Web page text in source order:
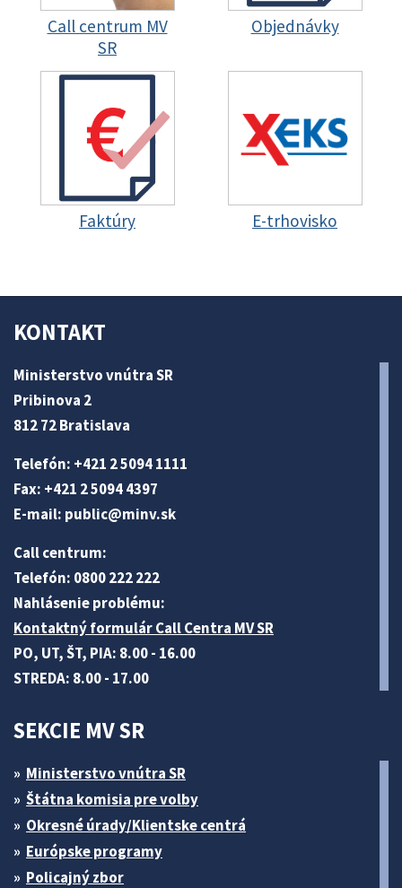
Call centrum MV
SR
Objednávky
Faktúry E-trhovisko
KONTAKT
Ministerstvo vnútra SR
Pribinova 2
812 72 Bratislava
Telefón: +421 2 5094 1111
Fax: +421 2 5094 4397
E-mail: public@minv.sk
Call centrum:
Telefón: 0800 222 222
Nahlásenie problému:
Kontaktný formulár Call Centra MV SR
PO, UT, ŠT, PIA: 8.00 - 16.00
STREDA: 8.00 - 17.00
SEKCIE MV SR
Ministerstvo vnútra SR
Štátna komisia pre volby
Okresné úrady/Klientske centrá
Európske programy
Policajný zbor